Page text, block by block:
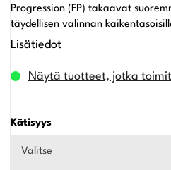
Progression (FP) takaavat
täydellisen valinnan
Lisätiedot
Näytä tuotteet, jotka
Kätisyys
Valitse